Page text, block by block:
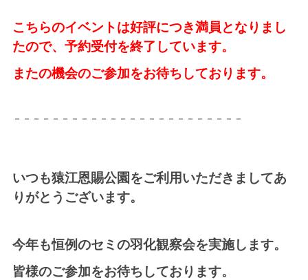
こちらのイベントは好評につき満員となりまし
たので、予約受付を終了しています。
またの機会のご参加をお待ちしております。
－－－－－－－－－－－－－－－－－－－－－－－－
いつも猿江恩賜公園をご利用いただきましてあ
りがとうございます。
今年も恒例のセミの羽化観察会を実施します。
皆様のご参加をお待ちしております。